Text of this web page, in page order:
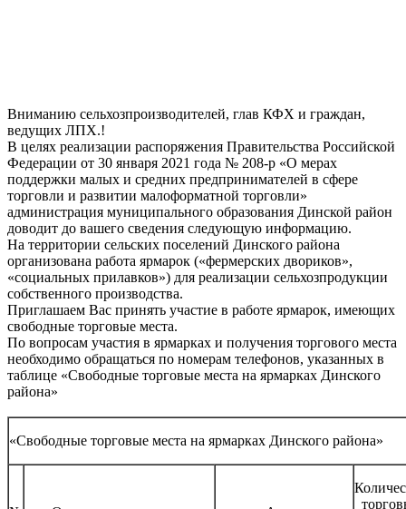
Вниманию сельхозпроизводителей, глав КФХ и граждан,
ведущих ЛПХ.!
В целях реализации распоряжения Правительства Российской
Федерации от 30 января 2021 года № 208-р «О мерах
поддержки малых и средних предпринимателей в сфере
торговли и развитии малоформатной торговли»
администрация муниципального образования Динской район
доводит до вашего сведения следующую информацию.
На территории сельских поселений Динского района
организована работа ярмарок («фермерских двориков»,
«социальных прилавков») для реализации сельхозпродукции
собственного производства.
Приглашаем Вас принять участие в работе ярмарок, имеющих
свободные торговые места.
По вопросам участия в ярмарках и получения торгового места
необходимо обращаться по номерам телефонов, указанных в
таблице «Свободные торговые места на ярмарках Динского
района»
«Свободные торговые места на ярмарках Динского района»